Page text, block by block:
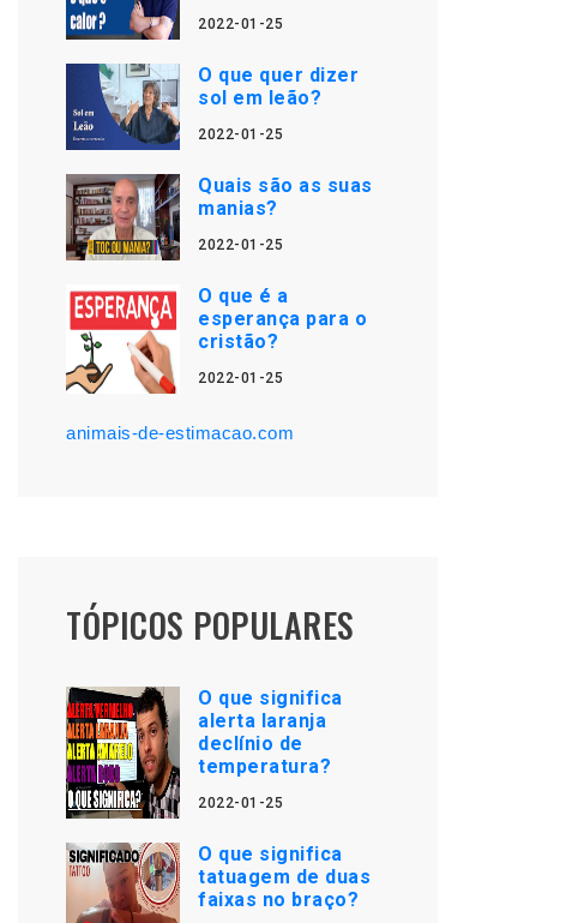
2022-01-25
O que quer dizer
sol em leão?
2022-01-25
Quais são as suas
manias?
2022-01-25
O que é a
esperança para o
cristão?
2022-01-25
animais-de-estimacao.com
TÓPICOS POPULARES
O que significa
alerta laranja
declínio de
temperatura?
2022-01-25
O que significa
tatuagem de duas
faixas no braço?